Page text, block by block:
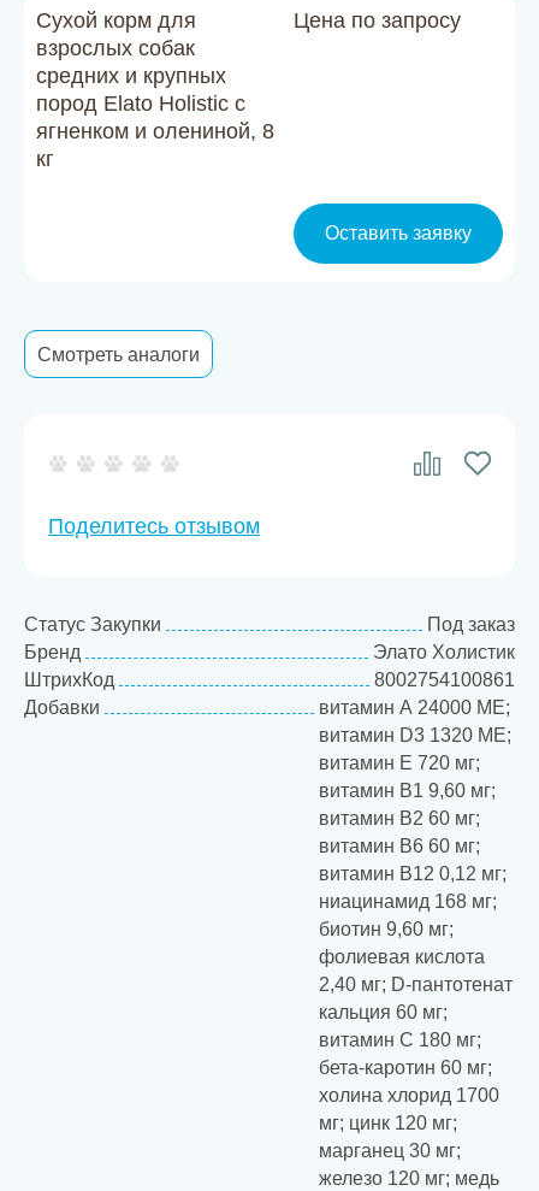
Контакты
О компании
Стать партнером
Сухой корм для
взрослых собак
средних и крупных
пород Elato Holistic с
ягненком и олениной, 8
кг
Цена по запросу
Оставить заявку
Смотреть аналоги
Поделитесь отзывом
Статус Закупки
Под заказ
Бренд
Элато Холистик
ШтрихКод
8002754100861
Добавки
витамин А 24000 МЕ;
витамин D3 1320 МЕ;
витамин Е 720 мг;
витамин B1 9,60 мг;
витамин В2 60 мг;
витамин B6 60 мг;
витамин В12 0,12 мг;
ниацинамид 168 мг;
биотин 9,60 мг;
фолиевая кислота
2,40 мг; D-пантотенат
кальция 60 мг;
витамин С 180 мг;
бета-каротин 60 мг;
холина хлорид 1700
мг; цинк 120 мг;
марганец 30 мг;
железо 120 мг; медь